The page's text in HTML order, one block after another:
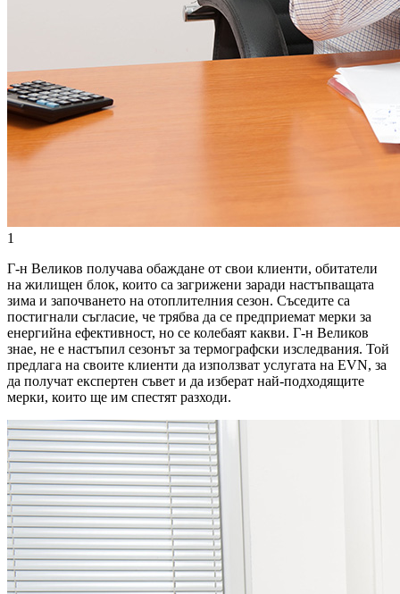
1
Г-н Великов получава обаждане от свои клиенти, обитатели
на жилищен блок, които са загрижени заради настъпващата
зима и започването на отоплителния сезон. Съседите са
постигнали съгласие, че трябва да се предприемат мерки за
енергийна ефективност, но се колебаят какви. Г-н Великов
знае, не е настъпил сезонът за термографски изследвания. Той
предлага на своите клиенти да използват услугата на EVN, за
да получат експертен съвет и да изберат най-подходящите
мерки, които ще им спестят разходи.